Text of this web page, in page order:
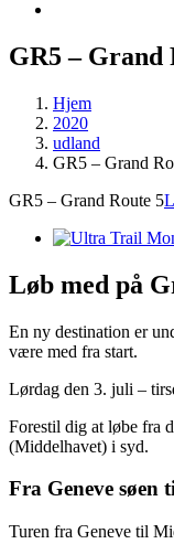
GR5 – Grand
Hjem
2020
udland
GR5 – Grand
GR5 – Grand Route 5
Løb med på
En ny destination er
være med fra start.
Lørdag den 3. juli –
Forestil dig at løbe fra
(Middelhavet) i syd.
Fra Geneve søen
Turen fra Geneve til